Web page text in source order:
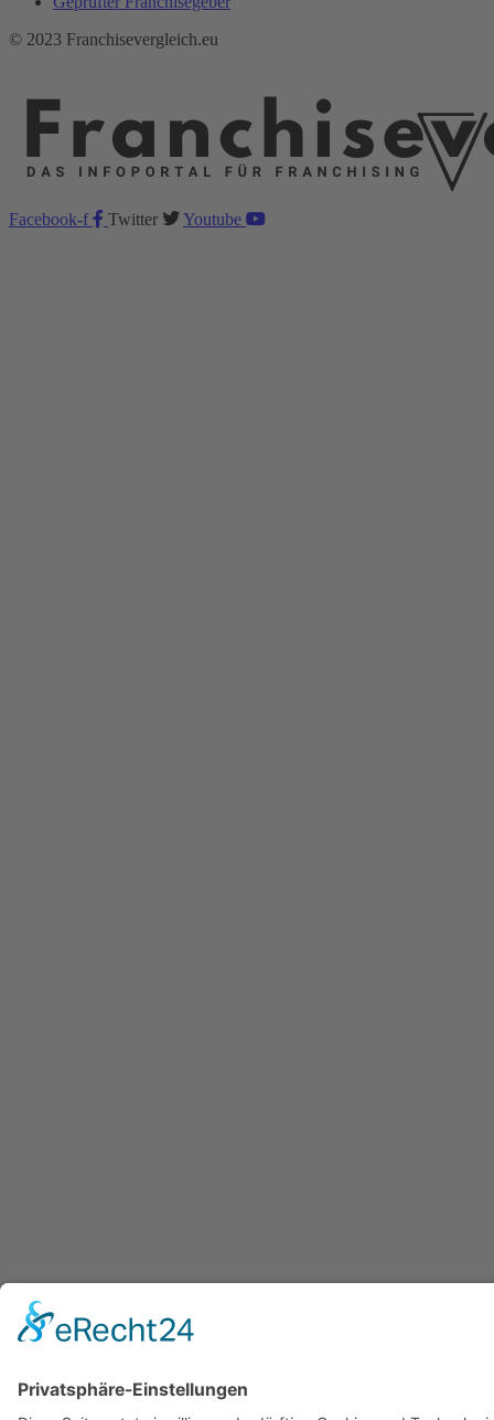
© 2023 Franchisevergleich.eu
Facebook-f Twitter Youtube